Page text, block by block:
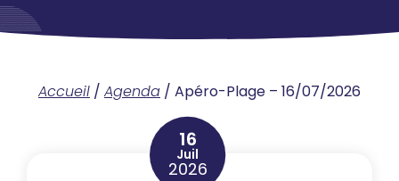
Accueil / Agenda / Apéro-Plage – 16/07/2026
16
Juil
2026